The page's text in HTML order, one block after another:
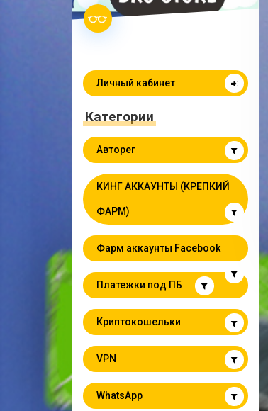
Личный кабинет
Категории
Авторег
КИНГ АККАУНТЫ (КРЕПКИЙ
ФАРМ)
Фарм аккаунты Facebook
Платежки под ПБ
Криптокошельки
VPN
WhatsApp